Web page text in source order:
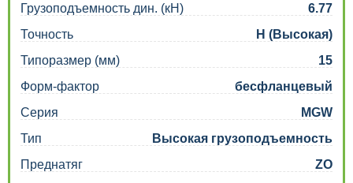
Грузоподъемность дин. (кН)
6.77
Точность
H (Высокая)
Типоразмер (мм)
15
Форм-фактор
бесфланцевый
Серия
MGW
Тип
Высокая грузоподъемность
Преднатяг
ZO